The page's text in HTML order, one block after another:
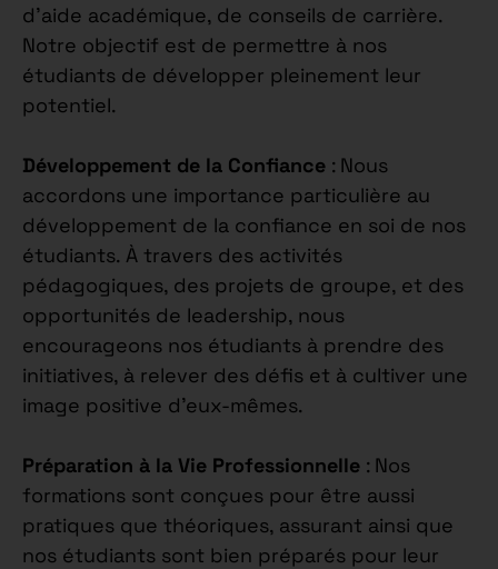
d’aide académique, de conseils de carrière.
Notre objectif est de permettre à nos
étudiants de développer pleinement leur
potentiel.
Développement de la Confiance : Nous
accordons une importance particulière au
développement de la confiance en soi de nos
étudiants. À travers des activités
pédagogiques, des projets de groupe, et des
opportunités de leadership, nous
encourageons nos étudiants à prendre des
initiatives, à relever des défis et à cultiver une
image positive d’eux-mêmes.
Préparation à la Vie Professionnelle : Nos
formations sont conçues pour être aussi
pratiques que théoriques, assurant ainsi que
nos étudiants sont bien préparés pour leur